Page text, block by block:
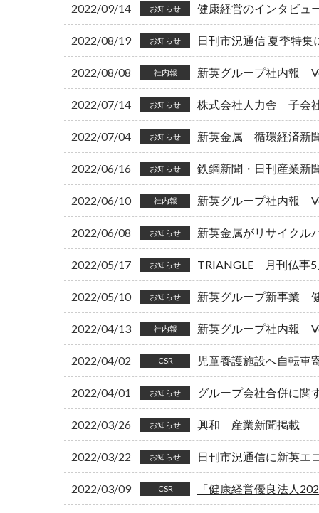
2022/09/14 お知らせ 健康経営のインタビュ
2022/08/19 お知らせ 日刊市況通信 夏季特
2022/08/08 社内報 新英グループ社内報
2022/07/14 お知らせ 株式会社人力舎 子会
2022/07/04 お知らせ 新英金属 循環経済新
2022/06/16 お知らせ 鉄鋼新聞・日刊産業新
2022/06/10 社内報 新英グループ社内報
2022/06/08 お知らせ 新英金属がリサイクル
2022/05/17 お知らせ TRIANGLE 月刊仏事5
2022/05/10 お知らせ 新英グループ新事業
2022/04/13 社内報 新英グループ社内報
2022/04/02 CSR 児童養護施設へ自転車
2022/04/01 お知らせ グループ会社合併に関
2022/03/26 お知らせ 興和 産業新聞掲載
2022/03/22 お知らせ 日刊市況通信に新英エ
2022/03/09 CSR 「健康経営優良法人